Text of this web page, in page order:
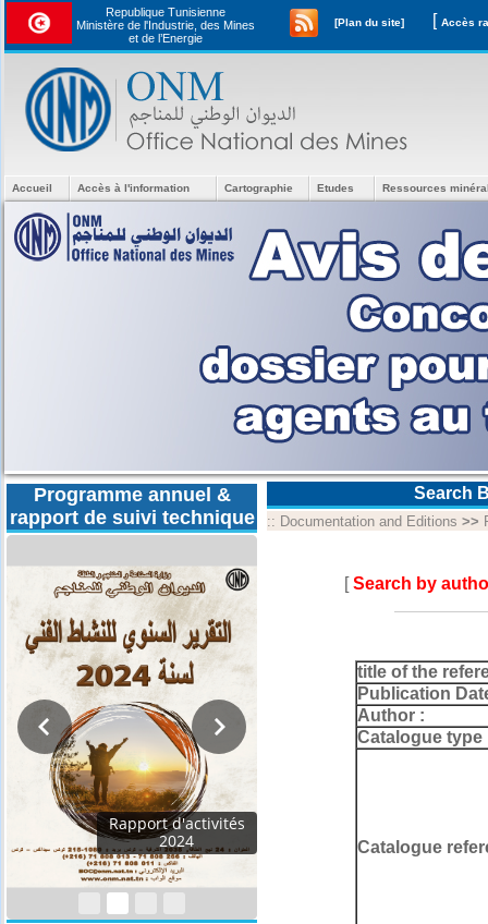
Republique Tunisienne
Ministère de l'Industrie, des Mines
et de l’Energie
[Plan du site] [
Accueil Accès à l'information Cartographie Etudes Ressources
Programme annuel &
rapport de suivi technique
Rapport d'activités
2024
Search
:: Documentation and Editions >>
[Search by
title of the
Publication
Author :
Catalogue type
Catalogue